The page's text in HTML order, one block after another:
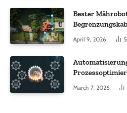
Bester
Worauf es bei
ankommt
April 9, 2026
Funktionen,
March 7, 2026